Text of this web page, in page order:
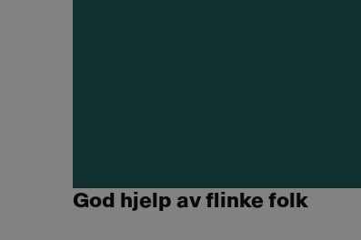
God hjelp av flinke folk